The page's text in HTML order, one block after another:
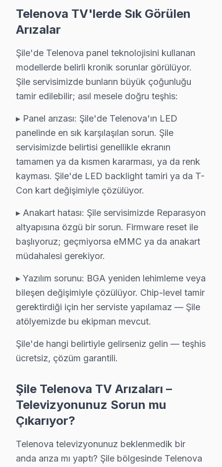
Etkilenen Modeller: Telenova D serisi (örn.
5.Güç Kartı Problemleri
Neden: Güç yönetim entegresi ve
2025 Türkiye Fiyatı: ₺400 - ₺800 aralığında.
Etkilenen Modeller: Telenova E serisi (örn.
Bu teknik sorunlar, Telenova televizyonlarının devre
Telenova Anakart ve Panel Sorunları: Teknik
Balibey'de Telenova TV Servisi
Balibey mahallesi, tarihsel yapıları ve eski binaları
Çayırçeşme'de Telenova TV Servisi
Çayırçeşme mahallesi, modern yerleşim alanları ile
Darlık'ta Telenova TV Servisi
Darlık mahallesi, doğayla iç içe olan bir yaşam alanı
Doğancılı'da Telenova TV Servisi
Doğancılı mahallesi, hem eski hem de yeni yapıları
Göksu'da Telenova TV Servisi
Hacıahmetli'de Telenova TV Servisi
Karakiraz'da Telenova TV Servisi
Karakiraz mahallesi, sakin bir yaşam sunan bir
Kömürcüoda'da Telenova TV Servisi
Kömürcüoda mahallesi, doğal bir atmosfer sunmakla
Telenova TV'lerde Sık Görülen
Arızalar
Şile'de Telenova panel teknolojisini kullanan
modellerde belirli kronik sorunlar görülüyor.
Şile servisimizde bunların büyük çoğunluğu
tamir edilebilir; asıl mesele doğru teşhis:
▸ Panel arızası: Şile'de Telenova'ın LED
panelinde en sık karşılaşılan sorun. Şile
servisimizde belirtisi genellikle ekranın
tamamen ya da kısmen kararması, ya da renk
kayması. Şile'de LED backlight tamiri ya da T-
Con kart değişimiyle çözülüyor.
▸ Anakart hatası: Şile servisimizde Reparasyon
altyapısına özgü bir sorun. Firmware reset ile
başlıyoruz; geçmiyorsa eMMC ya da anakart
müdahalesi gerekiyor.
▸ Yazılım sorunu: BGA yeniden lehimleme veya
bileşen değişimiyle çözülüyor. Chip-level tamir
gerektirdiği için her serviste yapılamaz — Şile
atölyemizde bu ekipman mevcut.
Şile'de hangi belirtiyle gelirseniz gelin — teşhis
ücretsiz, çözüm garantili.
Şile Telenova TV Arızaları –
Televizyonunuz Sorun mu
Çıkarıyor?
Telenova televizyonunuz beklenmedik bir
anda arıza mı yaptı? Şile bölgesinde Telenova